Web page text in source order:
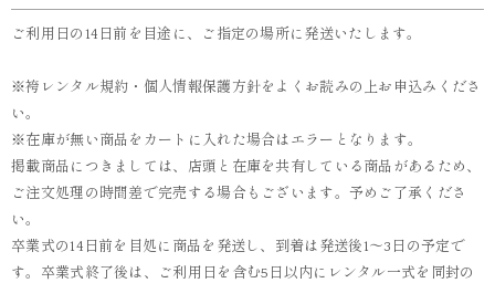
ご利用日の14日前を目途に、ご指定の場所に発送いたします。
※袴レンタル規約・個人情報保護方針をよくお読みの上お申込みくださ
い。
※在庫が無い商品をカートに入れた場合はエラーとなります。
掲載商品につきましては、店頭と在庫を共有している商品があるため、
ご注文処理の時間差で完売する場合もございます。予めご了承くださ
い。
卒業式の14日前を目処に商品を発送し、到着は発送後1～3日の予定で
す。卒業式終了後は、ご利用日を含む5日以内にレンタル一式を同封の